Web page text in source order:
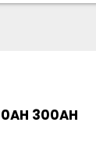
300AH